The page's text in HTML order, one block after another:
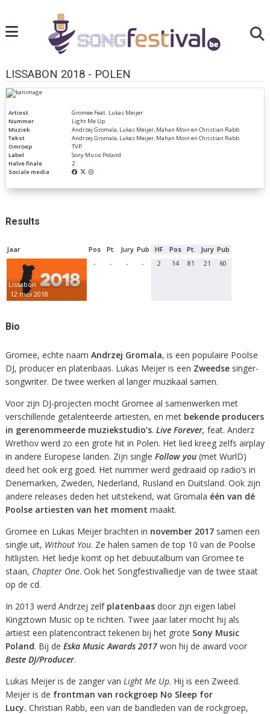
LISSABON 2018 - POLEN
Artiest
Gromee Feat. Lukas Meijer
Nummer
Light Me Up
Muziek
Andrzej Gromala, Lukas Meijer, Mahan Moin en Christian Rabb
Tekst
Andrzej Gromala, Lukas Meijer, Mahan Moin en Christian Rabb
Omroep
TVP
Label
Sony Music Poland
Halve finale
2
Sociale media
Results
Jaar Pos Pt. Jury Pub HF Pos Pt. Jury Pub
Lissabon
12 mei 2018
- - - - 2 14 81 21 60
Bio
Gromee, echte naam Andrzej Gromala, is een populaire Poolse
DJ, producer en platenbaas. Lukas Meijer is een Zweedsesinger-
songwriter. De twee werken al langer muzikaal samen.
Voor zijn DJ-projecten mocht Gromee al samenwerken met
verschillende getalenteerde artiesten, en met bekende producers
in gerenommeerde muziekstudio’s. Live Forever, feat. Anderz
Wrethov werd zo een grote hit in Polen. Het lied kreeg zelfs airplay
in andere Europese landen. Zijn single Follow you(met WurlD)
deed het ook erg goed. Het nummer werd gedraaid op radio’s in
Denemarken, Zweden, Nederland, Rusland en Duitsland. Ook zijn
andere releases deden het uitstekend, wat Gromala één van dé
Poolse artiesten van het moment maakt.
Gromee en Lukas Meijer brachten in november 2017samen een
single uit, Without You. Ze halen samen de top 10 van de Poolse
hitlijsten. Het liedje komt op het debuutalbum van Gromee te
staan, Chapter One. Ook het Songfestivalliedje van de twee staat
op de cd.
In 2013 werd Andrzej zelf platenbaasdoor zijn eigen label
Kingztown Music op te richten. Twee jaar later mocht hij als
artiest een platencontract tekenen bij het grote Sony Music
Poland. Bij de Eska Music Awards 2017 won hij de award voor
Beste DJ/Producer.
Lukas Meijer is de zanger van Light Me Up. Hij is een Zweed.
Meijer is de frontman van rockgroep No Sleep for
Lucy. Christian Rabb, een van de bandleden van de rockgroep,